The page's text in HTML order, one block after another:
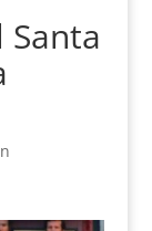
Santa